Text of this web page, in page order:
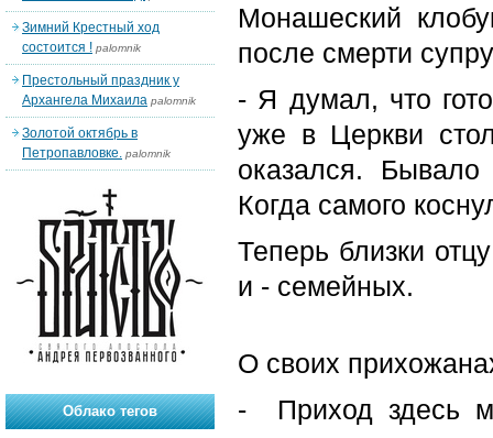
Монашеский
после смерти
- Я думал, что
уже в Церкви
оказался.
Когда самого
Теперь близки
и - семейных.
О своих
- Приход здесь
Зимний Крестный ход
состоится ! palomnik
Престольный праздник у
Архангела Михаила palomnik
Золотой октябрь в
Петропавловке. palomnik
Облако тегов